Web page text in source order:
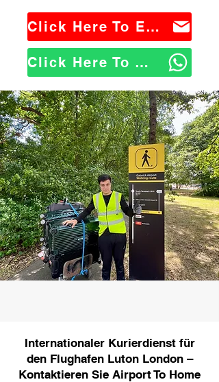
Click Here To Email Us
Click Here To WhatsApp Us
Internationaler Kurierdienst für
den Flughafen Luton London –
Kontaktieren Sie Airport To Home